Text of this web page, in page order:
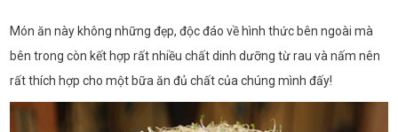
Món ăn này không những đẹp, độc đáo về hình thức bên ngoài mà
bên trong còn kết hợp rất nhiều chất dinh dưỡng từ rau và nấm nên
rất thích hợp cho một bữa ăn đủ chất của chúng mình đấy!